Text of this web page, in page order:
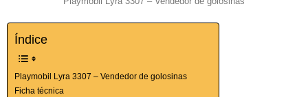
Índice
Playmobil Lyra 3307 – Vendedor de golosinas
Ficha técnica